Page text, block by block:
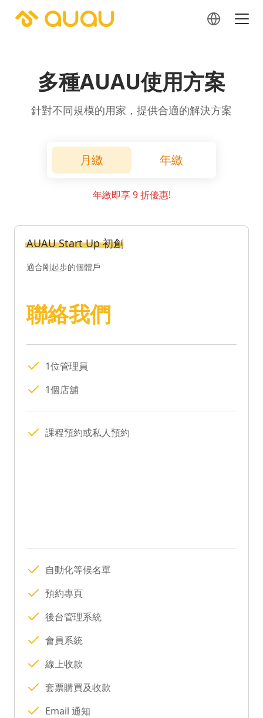
多種AUAU使用方案
針對不同規模的用家，提供合適的解決方案
月繳 年繳
年繳即享 9 折優惠!
AUAU Start Up 初創
適合剛起步的個體戶
聯絡我們
1位管理員
1個店舖
課程預約或私人預約
自動化等候名單
預約專頁
後台管理系統
會員系統
線上收款
套票購買及收款
Email 通知